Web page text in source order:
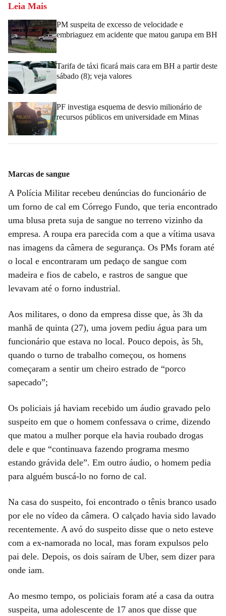
Leia Mais
PM suspeita de excesso de velocidade e
embriaguez em acidente que matou garupa em BH
Tarifa de táxi ficará mais cara em BH a partir deste
sábado (8); veja valores
PF investiga esquema de desvio milionário de
recursos públicos em universidade em Minas
Marcas de sangue
A Polícia Militar recebeu denúncias do funcionário de
um forno de cal em Córrego Fundo, que teria encontrado
uma blusa preta suja de sangue no terreno vizinho da
empresa. A roupa era parecida com a que a vítima usava
nas imagens da câmera de segurança. Os PMs foram até
o local e encontraram um pedaço de sangue com
madeira e fios de cabelo, e rastros de sangue que
levavam até o forno industrial.
Aos militares, o dono da empresa disse que, às 3h da
manhã de quinta (27), uma jovem pediu água para um
funcionário que estava no local. Pouco depois, às 5h,
quando o turno de trabalho começou, os homens
começaram a sentir um cheiro estrado de “porco
sapecado”;
Os policiais já haviam recebido um áudio gravado pelo
suspeito em que o homem confessava o crime, dizendo
que matou a mulher porque ela havia roubado drogas
dele e que “continuava fazendo programa mesmo
estando grávida dele”. Em outro áudio, o homem pedia
para alguém buscá-lo no forno de cal.
Na casa do suspeito, foi encontrado o tênis branco usado
por ele no vídeo da câmera. O calçado havia sido lavado
recentemente. A avó do suspeito disse que o neto esteve
com a ex-namorada no local, mas foram expulsos pelo
pai dele. Depois, os dois saíram de Uber, sem dizer para
onde iam.
Ao mesmo tempo, os policiais foram até a casa da outra
suspeita, uma adolescente de 17 anos que disse que